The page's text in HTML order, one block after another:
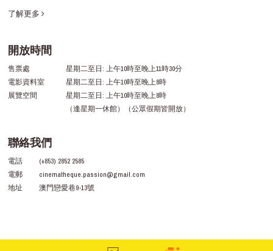
了解更多
開放時間
售票處
星期二至日: 上午10時至晚上11時30分
電影資料室
星期二至日: 上午10時至晚上8時
展覽空間
星期二至日: 上午10時至晚上8時
（逢星期一休館）（公眾假期皆開放）
聯絡我們
電話
(+853) 2852 2585
電郵
cinematheque.passion@gmail.com
地址
澳門戀愛巷9-13號